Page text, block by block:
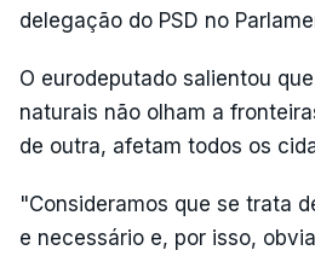
delegação do PSD no
O eurodeputado salientou
naturais não olham a
de outra, afetam todos os
"Consideramos que se trata
e necessário e, por isso,